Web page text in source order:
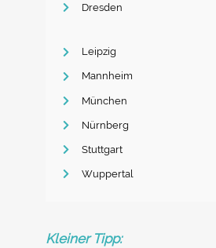
Dresden
Leipzig
Mannheim
München
Nürnberg
Stuttgart
Wuppertal
Kleiner Tipp: